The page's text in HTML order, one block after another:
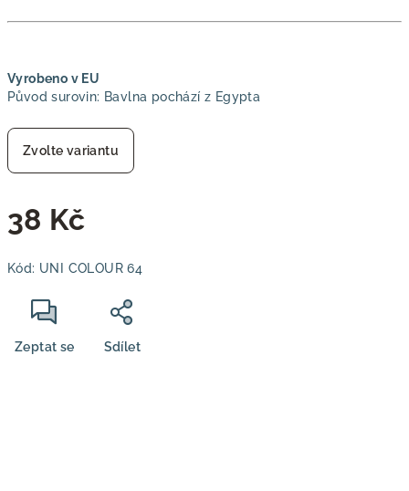
Vyrobeno v EU
Původ surovin: Bavlna pochází z Egypta
Zvolte variantu
38 Kč
cena:
Kód: UNI COLOUR 64
Zeptat se Sdílet